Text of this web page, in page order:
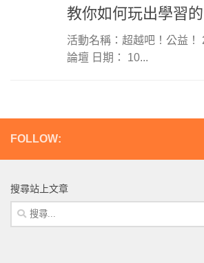
教你如何玩出學習
活動名稱：超越吧！公益！
論壇 日期： 10...
FOLLOW:
搜尋站上文章
搜
尋